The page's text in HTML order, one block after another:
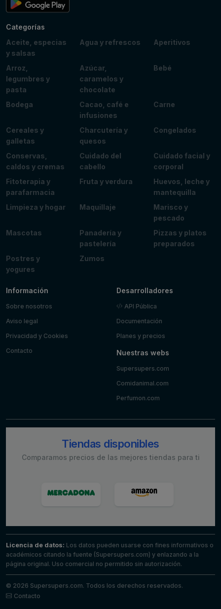
Categorías
Aceite, especias
y salsas
Agua y refrescos Aperitivos
Arroz,
legumbres y
pasta
Azúcar,
caramelos y
chocolate
Bebé
Bodega
Cacao, café e
infusiones
Carne
Cereales y
galletas
Charcutería y
quesos
Congelados
Conservas,
caldos y cremas
Cuidado del
cabello
Cuidado facial y
corporal
Fitoterapia y
parafarmacia
Fruta y verdura
Huevos, leche y
mantequilla
Limpieza y hogar
Maquillaje
Marisco y
pescado
Mascotas
Panadería y
pastelería
Pizzas y platos
preparados
Postres y
yogures
Zumos
Información
Sobre nosotros
Aviso legal
Privacidad y Cookies
Contacto
Desarrolladores
API Pública
Documentación
Planes y precios
Nuestras webs
Supersupers.com
Comidanimal.com
Perfumon.com
Tiendas disponibles
Comparamos precios de las mejores tiendas para ti
Licencia de datos: Los datos pueden usarse con fines informativos o
académicos citando la fuente (Supersupers.com) y enlazando a la
página original. Uso comercial no permitido sin autorización.
© 2026 Supersupers.com. Todos los derechos reservados.
Contacto